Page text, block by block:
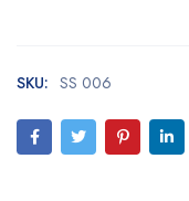
SKU: SS 006